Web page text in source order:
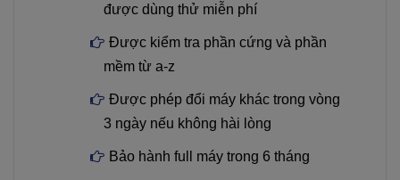
được dùng thử miễn phí
Được kiểm tra phần cứng và phần
mềm từ a-z
Được phép đổi máy khác trong vòng
3 ngày nếu không hài lòng
Bảo hành full máy trong 6 tháng